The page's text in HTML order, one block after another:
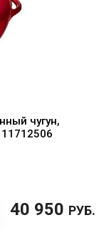
чугун,
40 950 РУБ.